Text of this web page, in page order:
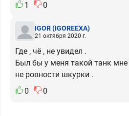
1
0
IGOR(IGOREEXA)
21 октября 2020 г.
Где , чё , не увидел .
Был бы у меня такой танк
не ровности шкурки .
0
0